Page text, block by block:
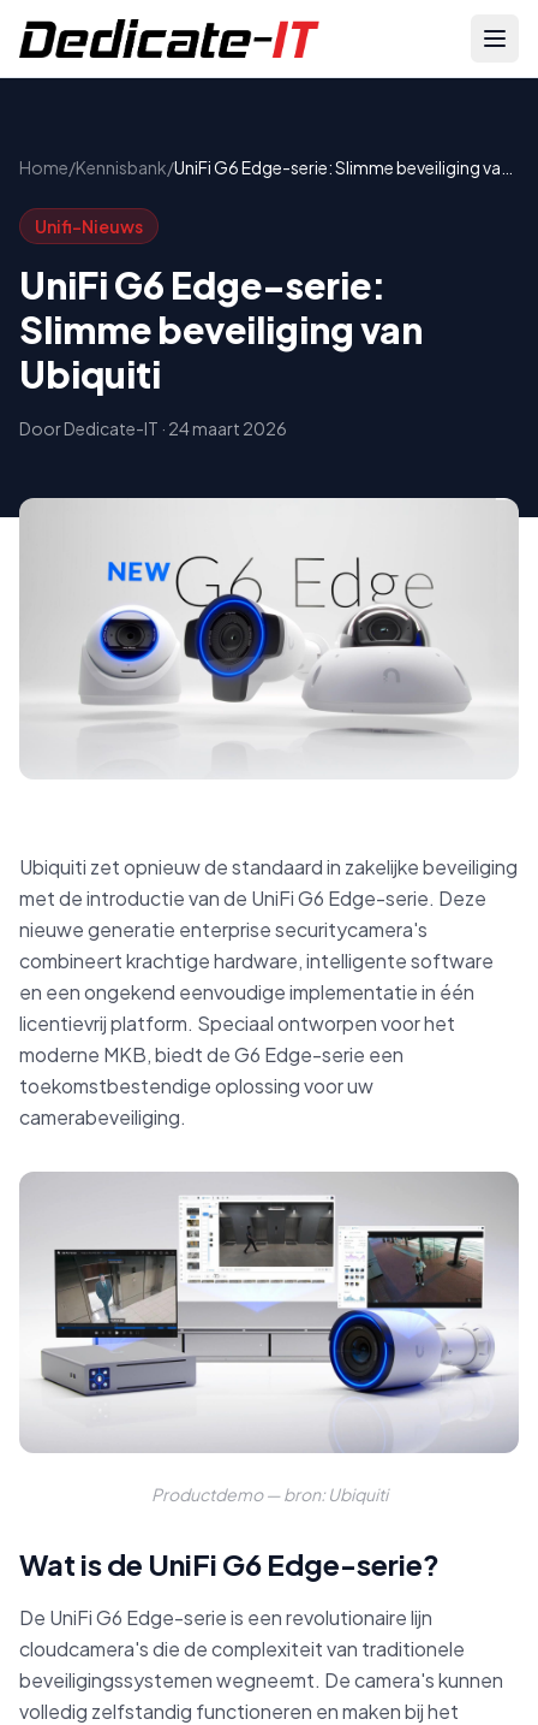
Home/Kennisbank/UniFi G6 Edge-serie: Slimme beveiliging van
Unifi-Nieuws
UniFi G6 Edge-serie:
Slimme beveiliging van
Ubiquiti
DoorDedicate-IT · 24 maart 2026
Ubiquiti zet opnieuw de standaard in zakelijke beveiliging
met de introductie van de UniFi G6 Edge-serie. Deze
nieuwe generatie enterprise securitycamera's
combineert krachtige hardware, intelligente software
en een ongekend eenvoudige implementatie in één
licentievrij platform. Speciaal ontworpen voor het
moderne MKB, biedt de G6 Edge-serie een
toekomstbestendige oplossing voor uw
camerabeveiliging.
Productdemo — bron: Ubiquiti
Wat is de UniFi G6 Edge-serie?
De UniFi G6 Edge-serie is een revolutionaire lijn
cloudcamera's die de complexiteit van traditionele
beveiligingssystemen wegneemt. De camera's kunnen
volledig zelfstandig functioneren en maken bij het